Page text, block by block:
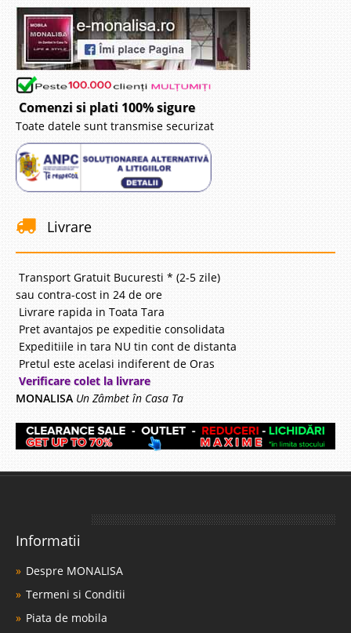
Comenzi si plati 100% sigure
Toate datele sunt transmise securizat
Livrare
Transport Gratuit Bucuresti * (2-5 zile)
sau contra-cost in 24 de ore
Livrare rapida in Toata Tara
Pret avantajos pe expeditie consolidata
Expeditiile in tara NU tin cont de distanta
Pretul este acelasi indiferent de Oras
Verificare colet la livrare
MONALISA Un Zâmbet în Casa Ta
Informatii
Despre MONALISA
Termeni si Conditii
Piata de mobila